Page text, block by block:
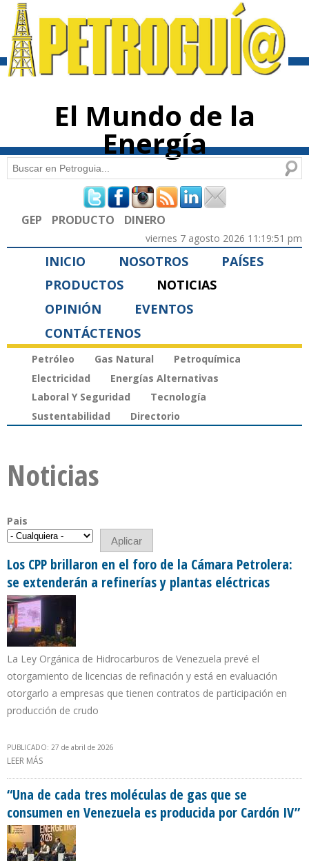
contenido
El Mundo de la
Energía
Formulario de búsqueda
Buscar
GEP PRODUCTO DINERO
viernes 7 agosto 2026 11:19:51 pm
INICIO NOSOTROS
PAÍSES
PRODUCTOS
NOTICIAS
OPINIÓN
EVENTOS
CONTÁCTENOS
Petróleo Gas Natural
Petroquímica
Electricidad
Energías Alternativas
Laboral Y Seguridad
Tecnología
Sustentabilidad
Directorio
Noticias
Pais
Los CPP brillaron en el foro de la Cámara Petrolera:
se extenderán a refinerías y plantas eléctricas
La Ley Orgánica de Hidrocarburos de Venezuela prevé el
otorgamiento de licencias de refinación y está en evaluación
otorgarlo a empresas que tienen contratos de participación en
producción de crudo
PUBLICADO: 27 de abril de 2026
LEER MÁS
“Una de cada tres moléculas de gas que se
consumen en Venezuela es producida por Cardón IV”